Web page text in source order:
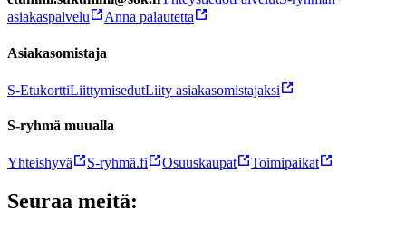
asiakaspalvelu
Anna palautetta
Asiakasomistaja
S-EtukorttiLiittymisedutLiity asiakasomistajaksi
S-ryhmä muualla
Yhteishyvä S-ryhmä.fi Osuuskaupat Toimipaikat
Seuraa meitä: